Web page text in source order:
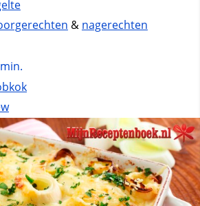
& nagerechten